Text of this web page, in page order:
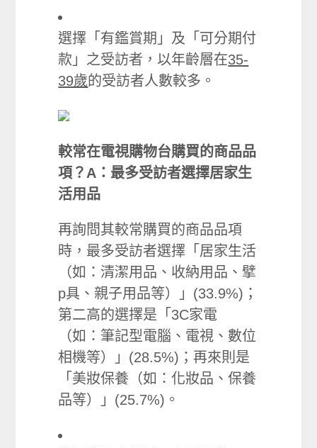
選擇「有鑑賞期」及「可分期付
款」之受訪者，以年齡層在35-
39歲的受訪者人數較多。
較常在電視購物台購買的商品品
項 ？A：最多受訪者選擇居家生
活用品
再詢問其較常購買的商品品項
時，最多受訪者選擇「居家生活
（如：清潔用品、收納用品、擘
p具、親子用品等）」(33.9%)；
第二高的選擇是「3C家電
（如：筆記型電腦、電視、數位
相機等）」(28.5%)；再來則是
「美妝保養（如：化妝品、保養
品等）」(25.7%)。